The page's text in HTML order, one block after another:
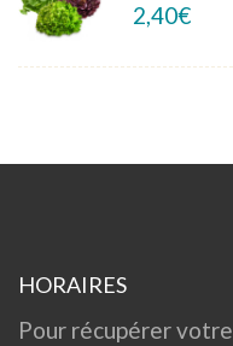
2,40€
HORAIRES
Pour récupérer